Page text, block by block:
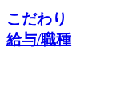
こだわり
給与/職種